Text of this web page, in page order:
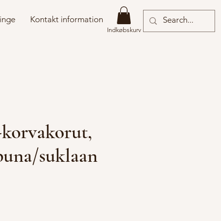
Kontakt information
Indkøbskurv
suklaan